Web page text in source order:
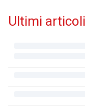
Ultimi articoli